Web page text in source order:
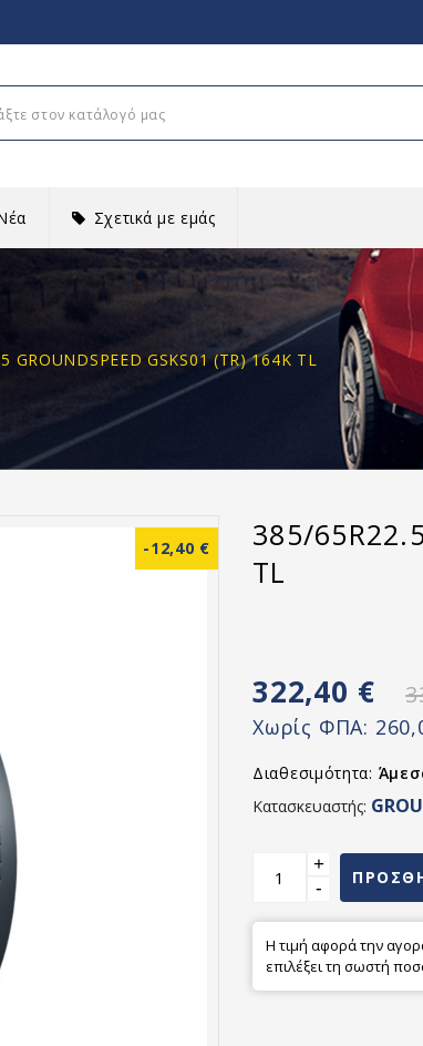
Σχετικά με εμάς
GROUNDSPEED GSKS01 (TR) 164K TL
-12,40 €
385/
TL
322,40 €
Χωρίς ΦΠΑ:
Διαθεσιμότητα:
Κατασκευαστής:
+
-
Η τιμή αφορά την
επιλέξει τη σωστή